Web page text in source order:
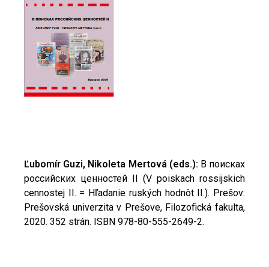
Ľubomír Guzi, Nikoleta Mertová (eds.): В поисках
российских ценностей II (V poiskach rossijskich
cennostej II. = Hľadanie ruských hodnôt II.). Prešov:
Prešovská univerzita v Prešove, Filozofická fakulta,
2020. 352 strán. ISBN 978-80-555-2649-2.